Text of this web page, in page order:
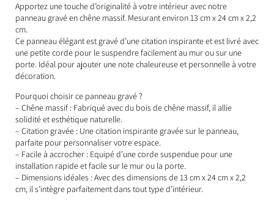
Apportez une touche d’originalité à votre intérieur avec notre
panneau gravé en chêne massif. Mesurant environ 13 cm x 24 cm x 2,2
cm.
Ce panneau élégant est gravé d’une citation inspirante et est livré avec
une petite corde pour le suspendre facilement au mur ou sur une
porte. Idéal pour ajouter une note chaleureuse et personnelle à votre
décoration.
Pourquoi choisir ce panneau gravé ?
– Chêne massif : Fabriqué avec du bois de chêne massif, il allie
solidité et esthétique naturelle.
– Citation gravée : Une citation inspirante gravée sur le panneau,
parfaite pour personnaliser votre espace.
– Facile à accrocher : Equipé d’une corde suspendue pour une
installation rapide et facile sur le mur ou la porte.
– Dimensions idéales : Avec des dimensions de 13 cm x 24 cm x 2,2
cm, il s’intègre parfaitement dans tout type d’intérieur.